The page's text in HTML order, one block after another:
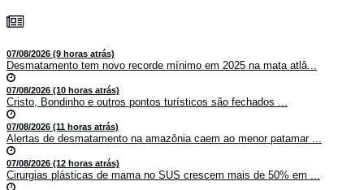
07/08/2026 (9 horas atrás)
Desmatamento tem novo recorde mínimo em 2025 na mata atlâ...
07/08/2026 (10 horas atrás)
Cristo, Bondinho e outros pontos turísticos são fechados ...
07/08/2026 (11 horas atrás)
Alertas de desmatamento na amazônia caem ao menor patamar ...
07/08/2026 (12 horas atrás)
Cirurgias plásticas de mama no SUS crescem mais de 50% em ...